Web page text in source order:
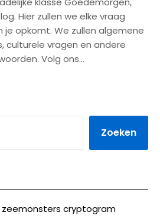
Hier zullen we elke vraag
opkomt. We zullen algemene
culturele vragen en andere
Volg ons…
Zoeken
cryptogram